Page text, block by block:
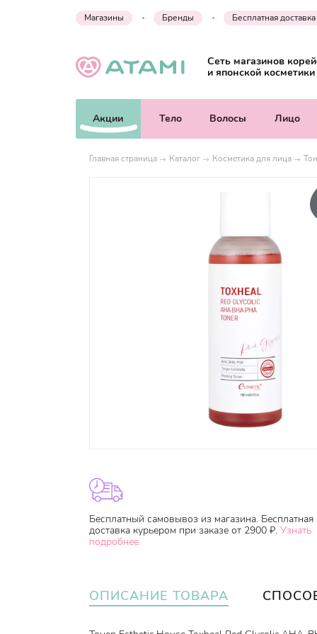
Магазины Бренды Бесплатная
Сеть магазинов
и японской косметики
Акции Тело Волосы Лицо
Главная страница Каталог Косметика для лица
Бесплатный самовывоз из магазина. Бесплатная
доставка курьером при заказе от 2900 ₽. Узнать
подробнее.
ОПИСАНИЕ ТОВАРА